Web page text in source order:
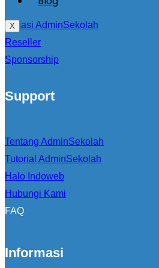
X
Afiliasi AdminSekolah
Reseller
Sponsorship
Support
Tentang AdminSekolah
Tutorial AdminSekolah
Halo Indoweb
Hubungi Kami
FAQ
Informasi